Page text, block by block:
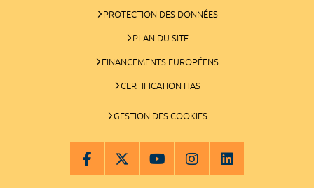
PROTECTION DES DONNÉES
PLAN DU SITE
FINANCEMENTS EUROPÉENS
CERTIFICATION HAS
GESTION DES COOKIES